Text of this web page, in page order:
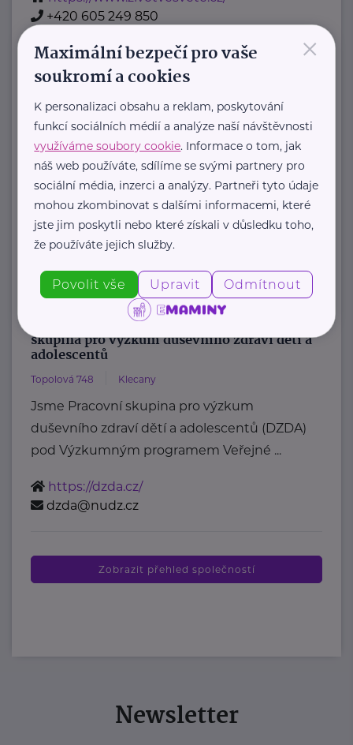
+420 605 249 850
Nadační fond Spolu s odvahou
Žižkova 403 Mladá Boleslav
Nadační fond Spolu s odvahou
je nezisková organizace, jejímž
posláním je podporovat duševní
zdraví dětí ...
https://spolusodvahou.org/cz/
info@spolusodvahou.cz
Národní ústav duševního zdraví, Pracovní
skupina pro výzkum duševního zdraví dětí a
adolescentů
Topolová 748 Klecany
Jsme Pracovní skupina pro výzkum
duševního zdraví dětí a adolescentů (DZDA)
pod Výzkumným programem Veřejné ...
https://dzda.cz/
dzda@nudz.cz
Zobrazit přehled společností
Newsletter
×
Maximální bezpečí pro vaše
soukromí a cookies
K personalizaci obsahu a reklam, poskytování
funkcí sociálních médií a analýze naší návštěvnosti
využíváme soubory cookie. Informace o tom, jak
náš web používáte, sdílíme se svými partnery pro
sociální média, inzerci a analýzy. Partneři tyto údaje
mohou zkombinovat s dalšími informacemi, které
jste jim poskytli nebo které získali v důsledku toho,
že používáte jejich služby.
Povolit vše Upravit Odmítnout